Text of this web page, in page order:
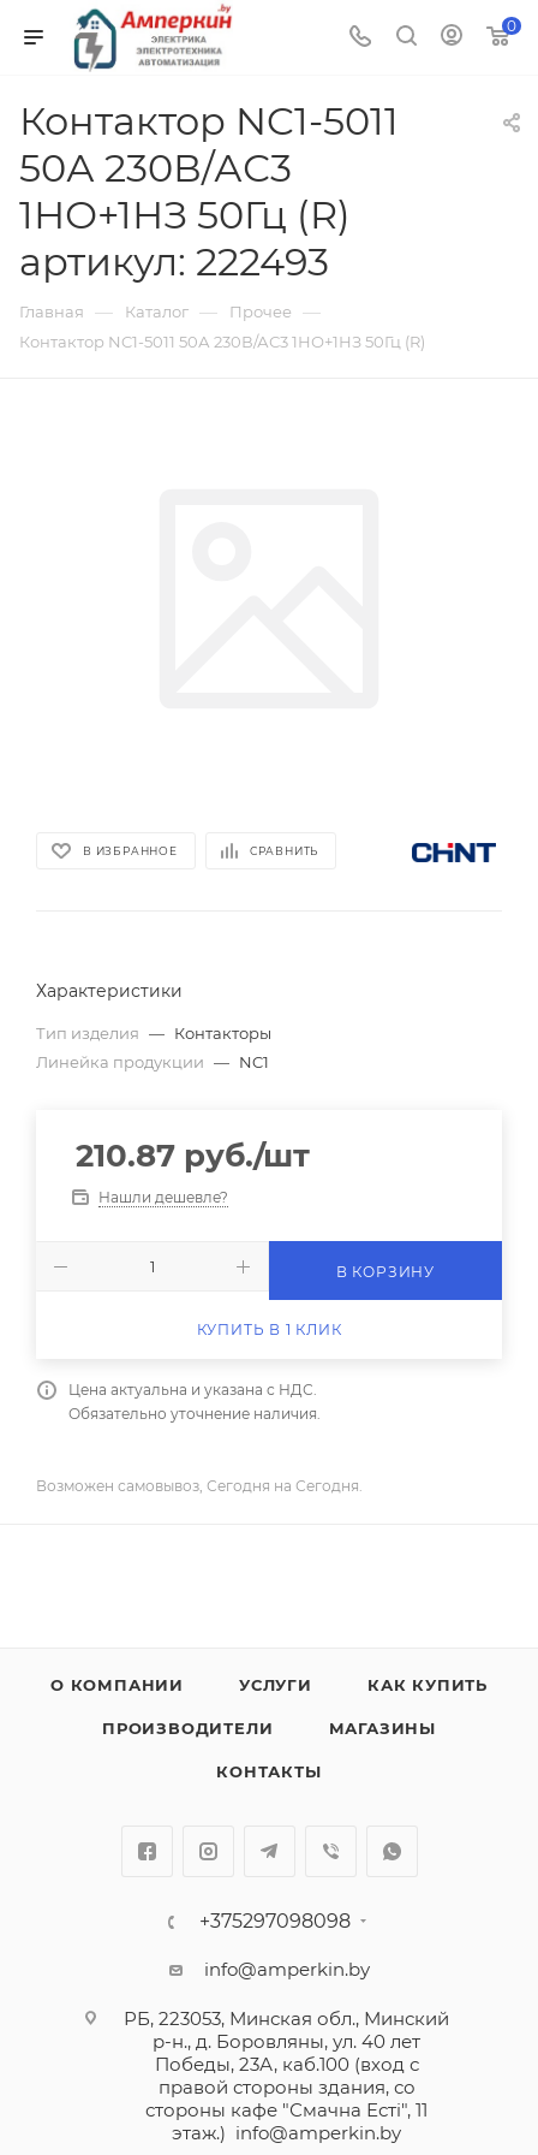
0
Контактор NC1-5011
50А 230В/АС3
1НО+1НЗ 50Гц (R)
артикул: 222493
Главная — Каталог — Прочее —
Контактор NC1-5011 50А 230В/АС3 1НО+1НЗ 50Гц (R)
В ИЗБРАННОЕ СРАВНИТЬ
Характеристики
Тип изделия — Контакторы
Линейка продукции — NC1
210.87 руб./шт
Нашли дешевле?
В КОРЗИНУ
КУПИТЬ В 1 КЛИК
Цена актуальна и указана с НДС.
Обязательно уточнение наличия.
Возможен самовывоз, Сегодня на Сегодня.
О КОМПАНИИ УСЛУГИ КАК КУПИТЬ
ПРОИЗВОДИТЕЛИ МАГАЗИНЫ
КОНТАКТЫ
+375297098098
info@amperkin.by
РБ, 223053, Минская обл., Минский
р-н., д. Боровляны, ул. 40 лет
Победы, 23А, каб.100 (вход с
правой стороны здания, со
стороны кафе "Смачна Естi", 11
этаж.) info@amperkin.by